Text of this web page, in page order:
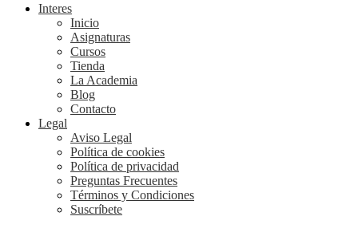
Interes
Inicio
Asignaturas
Cursos
Tienda
La Academia
Blog
Contacto
Legal
Aviso Legal
Política de cookies
Política de privacidad
Preguntas Frecuentes
Términos y Condiciones
Suscríbete